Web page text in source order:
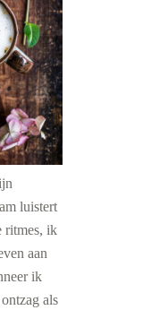
luistert
ritmes, ik
aan
ik
als